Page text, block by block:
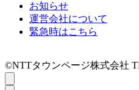
お知らせ
運営会社について
緊急時はこちら
©NTTタウンページ株式会社